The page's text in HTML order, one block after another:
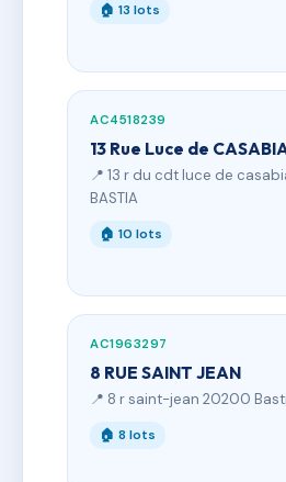
🏠 13 lots
AC4518239
13 Rue Luce de
📍 13 r du cdt luce de
BASTIA
🏠 10 lots
AC1963297
8 RUE SAINT JEAN
📍 8 r saint-jean 20200
🏠 8 lots